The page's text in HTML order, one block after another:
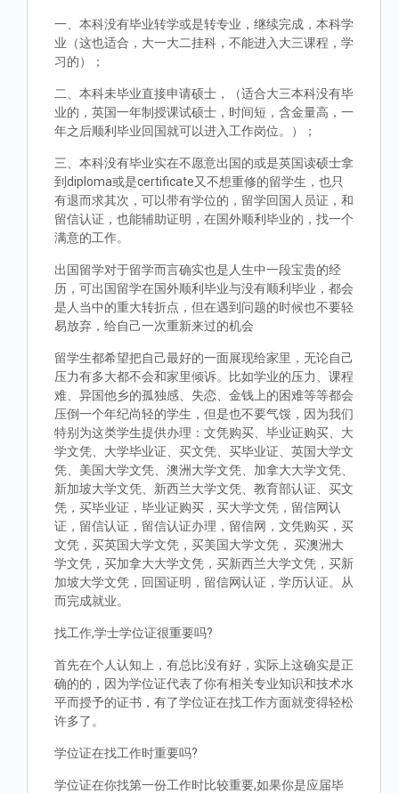
一、本科没有毕业转学或是转专业，继续完成，本科学
业（这也适合，大一大二挂科，不能进入大三课程，学
习的）；
二、本科未毕业直接申请硕士，（适合大三本科没有毕
业的，英国一年制授课试硕士，时间短，含金量高，一
年之后顺利毕业回国就可以进入工作岗位。）；
三、本科没有毕业实在不愿意出国的或是英国读硕士拿
到diploma或是certificate又不想重修的留学生，也只
有退而求其次，可以带有学位的，留学回国人员证，和
留信认证，也能辅助证明，在国外顺利毕业的，找一个
满意的工作。
出国留学对于留学而言确实也是人生中一段宝贵的经
历，可出国留学在国外顺利毕业与没有顺利毕业，都会
是人当中的重大转折点，但在遇到问题的时候也不要轻
易放弃，给自己一次重新来过的机会
留学生都希望把自己最好的一面展现给家里，无论自己
压力有多大都不会和家里倾诉。比如学业的压力、课程
难、异国他乡的孤独感、失恋、金钱上的困难等等都会
压倒一个年纪尚轻的学生，但是也不要气馁，因为我们
特别为这类学生提供办理：文凭购买、毕业证购买、大
学文凭、大学毕业证、买文凭、买毕业证、英国大学文
凭、美国大学文凭、澳洲大学文凭、加拿大大学文凭、
新加坡大学文凭、新西兰大学文凭、教育部认证、买文
凭，买毕业证，毕业证购买，买大学文凭，留信网认
证，留信认证，留信认证办理，留信网，文凭购买，买
文凭，买英国大学文凭，买美国大学文凭， 买澳洲大
学文凭，买加拿大大学文凭，买新西兰大学文凭，买新
加坡大学文凭，回国证明，留信网认证，学历认证。从
而完成就业。
找工作,学士学位证很重要吗?
首先在个人认知上，有总比没有好，实际上这确实是正
确的的，因为学位证代表了你有相关专业知识和技术水
平而授予的证书，有了学位证在找工作方面就变得轻松
许多了。
学位证在找工作时重要吗?
学位证在你找第一份工作时比较重要,如果你是应届毕